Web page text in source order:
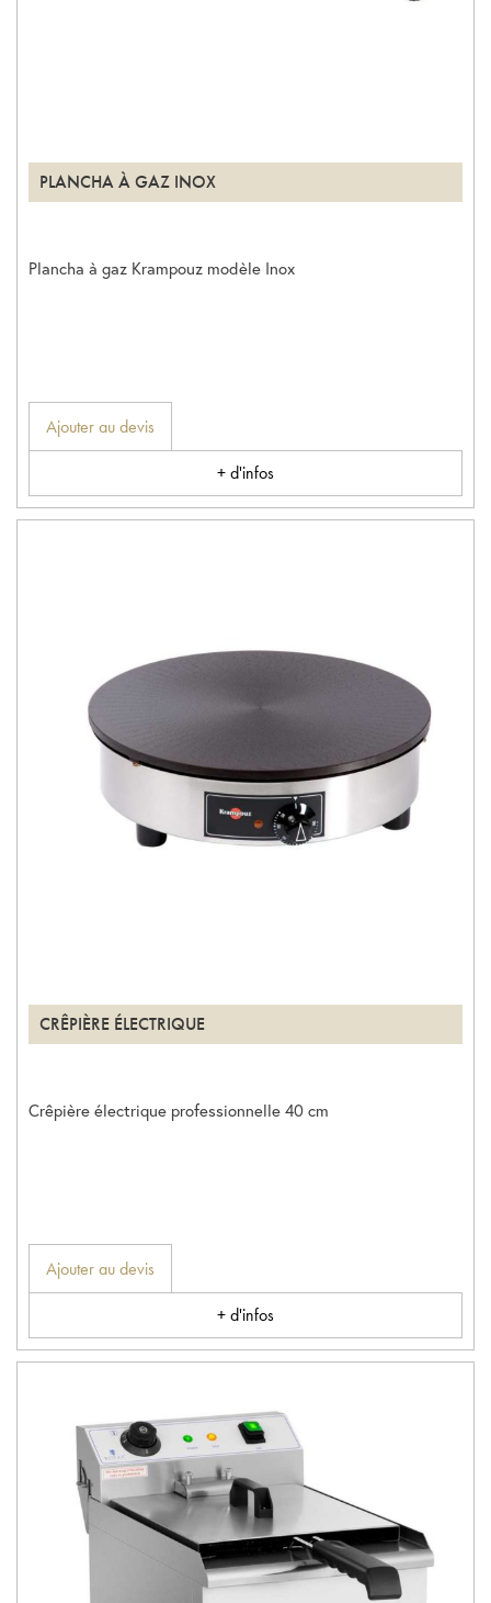
PLANCHA À GAZ INOX
Plancha à gaz Krampouz modèle Inox
Ajouter au devis
+ d'infos
CRÊPIÈRE ÉLECTRIQUE
Crêpière électrique professionnelle 40 cm
Ajouter au devis
+ d'infos